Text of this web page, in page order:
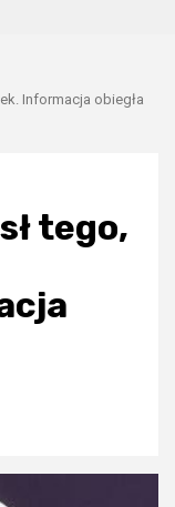
Informacja obiegła
tego,